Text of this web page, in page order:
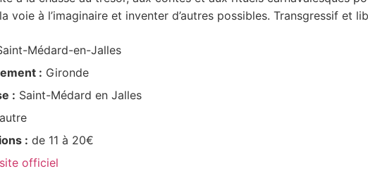
voie à l’imaginaire et inventer d’autres possibles. Transgressif et
Médard-en-Jalles
: Gironde
: Saint-Médard en Jalles
autre
: de 11 à 20€
officiel